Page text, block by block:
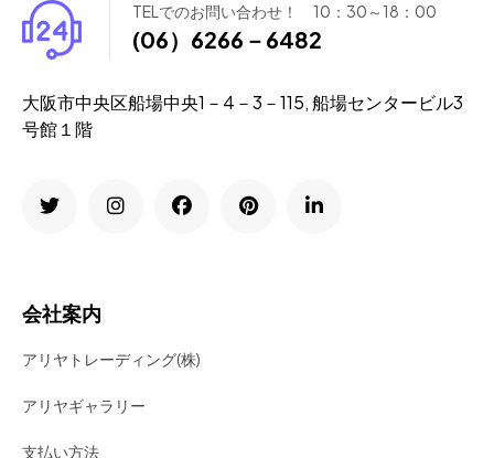
TELでのお問い合わせ！ 10：30～18：00
(06）6266－6482
大阪市中央区船場中央1－4－3－115, 船場センタービル3
号館１階
会社案内
アリヤトレーディング(株)
アリヤギャラリー
支払い方法